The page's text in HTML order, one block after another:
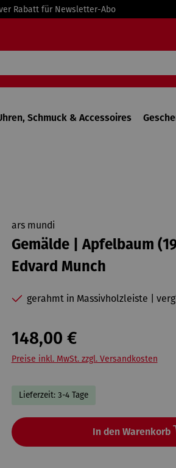
Rabatt für Newsletter-Abo
Schmuck & Accessoires
ars mundi
Gemälde | Apfelbaum
Edvard Munch
gerahmt in Massivholzleiste |
148,00 €
Preise inkl. MwSt. zzgl. Versandkosten
Lieferzeit: 3-4 Tage
In den Warenkorb